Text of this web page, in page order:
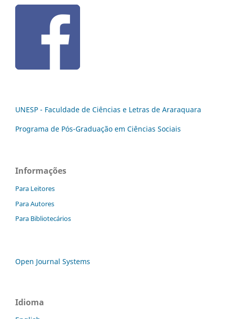
UNESP - Faculdade de Ciências e Letras de Araraquara
Programa de Pós-Graduação em Ciências Sociais
Informações
Para Leitores
Para Autores
Para Bibliotecários
Open Journal Systems
Idioma